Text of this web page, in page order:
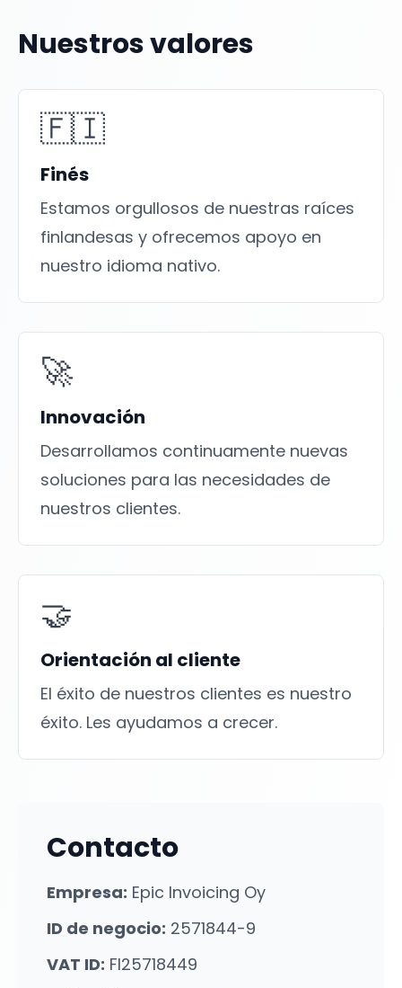
Nuestros valores
🇫🇮
Finés
Estamos orgullosos de nuestras raíces
finlandesas y ofrecemos apoyo en
nuestro idioma nativo.
🚀
Innovación
Desarrollamos continuamente nuevas
soluciones para las necesidades de
nuestros clientes.
🤝
Orientación al cliente
El éxito de nuestros clientes es nuestro
éxito. Les ayudamos a crecer.
Contacto
Empresa: Epic Invoicing Oy
ID de negocio: 2571844-9
VAT ID: FI25718449